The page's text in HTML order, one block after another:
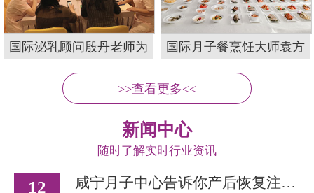
国际泌乳顾问殷丹老师为 国际月子餐烹饪大师袁方
>>查看更多<<
新闻中心
随时了解实时行业资讯
12 咸宁月子中心告诉你产后恢复注意事项